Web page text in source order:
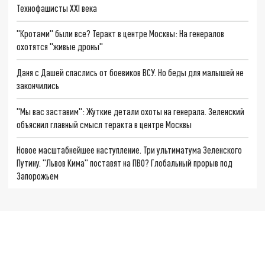
Технофашисты XXI века
"Кротами" были все? Теракт в центре Москвы: На генералов
охотятся "живые дроны"
Даня с Дашей спаслись от боевиков ВСУ. Но беды для малышей не
закончились
"Мы вас заставим": Жуткие детали охоты на генерала. Зеленский
объяснил главный смысл теракта в центре Москвы
Новое масштабнейшее наступление. Три ультиматума Зеленского
Путину. "Львов Кима" поставят на ПВО? Глобальный прорыв под
Запорожьем